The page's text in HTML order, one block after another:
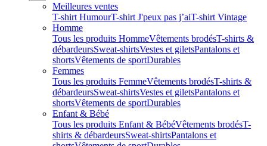
Meilleures ventes
T-shirt HumourT-shirt J'peux pas j’aiT-shirt Vintage
Homme
Tous les produits HommeVêtements brodésT-shirts &
débardeursSweat-shirtsVestes et giletsPantalons et
shortsVêtements de sportDurables
Femmes
Tous les produits FemmeVêtements brodésT-shirts &
débardeursSweat-shirtsVestes et giletsPantalons et
shortsVêtements de sportDurables
Enfant & Bébé
Tous les produits Enfant & BébéVêtements brodésT-
shirts & débardeursSweat-shirtsPantalons et